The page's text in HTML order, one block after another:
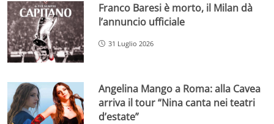
Franco Baresi è morto, il Milan dà
l’annuncio ufficiale
31 Luglio 2026
Angelina Mango a Roma: alla Cavea
arriva il tour “Nina canta nei teatri
d’estate”